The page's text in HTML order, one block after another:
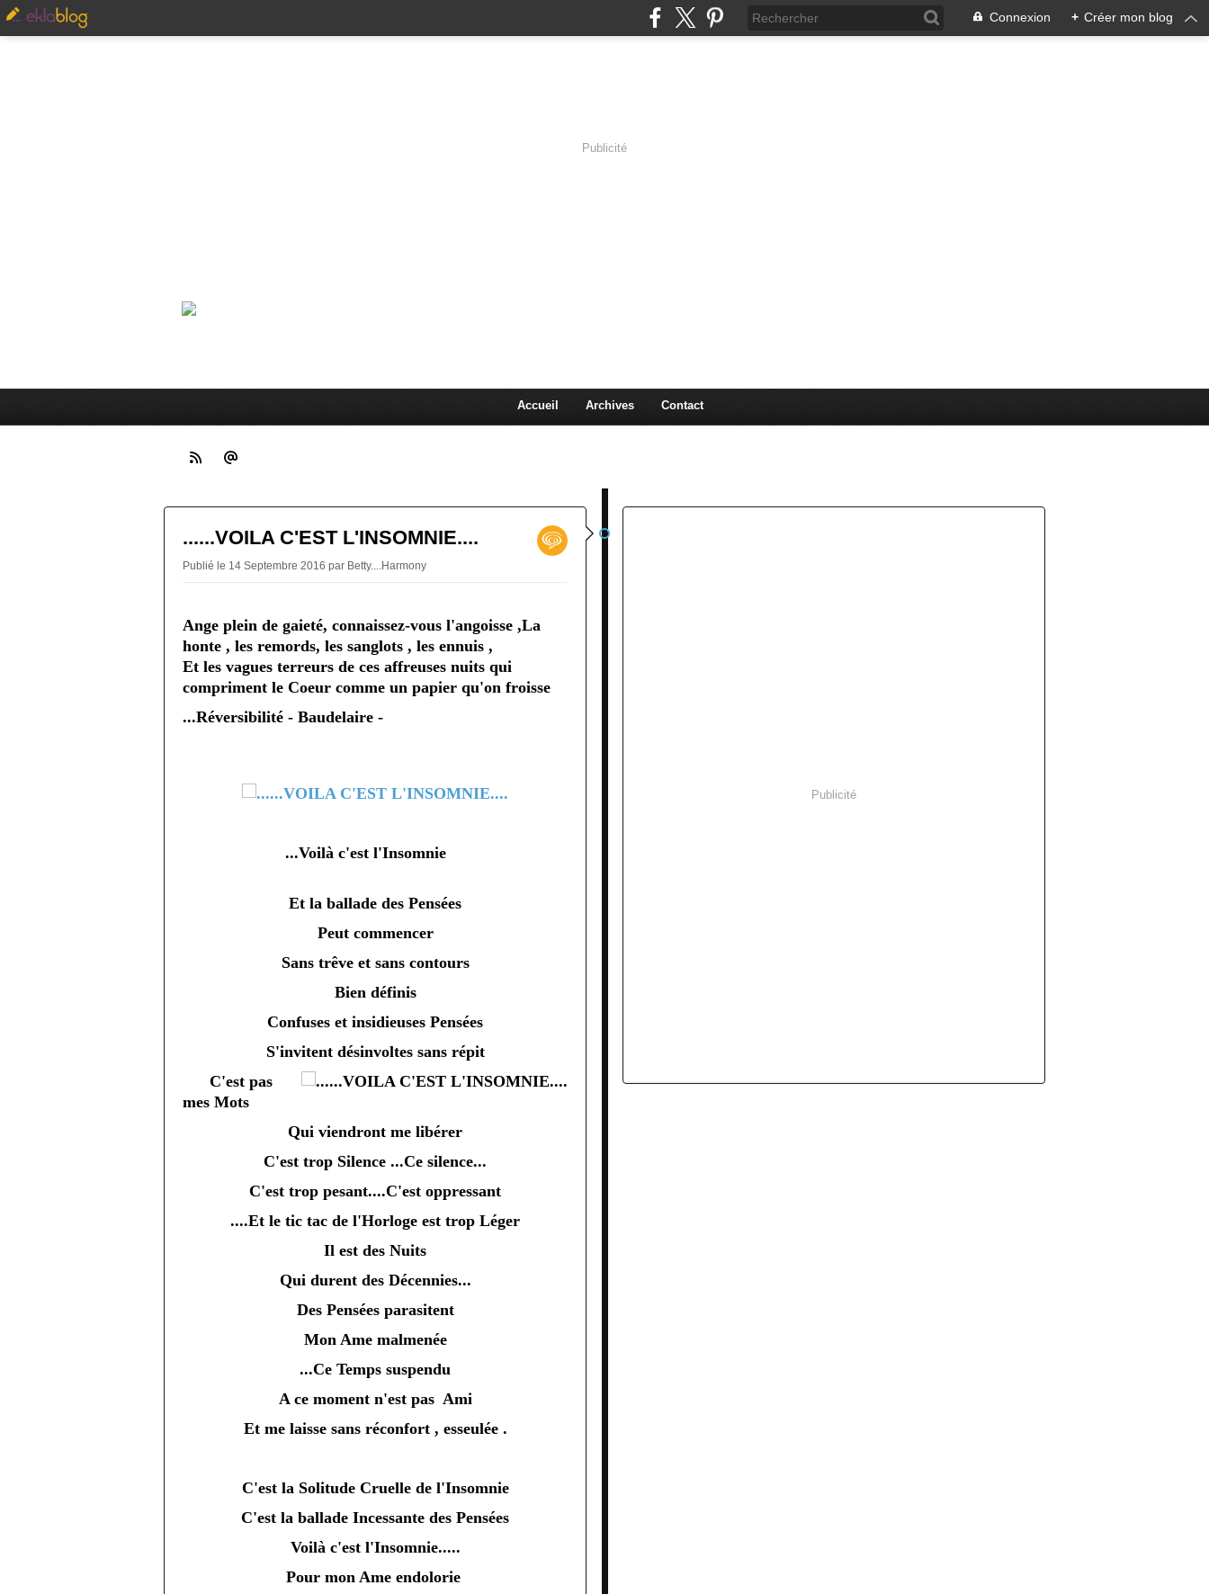
Connexion + Créer mon blog
Publicité
Accueil Archives Contact
......VOILA C'EST L'INSOMNIE....
Publié le 14 Septembre 2016 par Betty....Harmony
Ange plein de gaieté, connaissez-vous l'angoisse ,La
honte , les remords, les sanglots , les ennuis ,
Et les vagues terreurs de ces affreuses nuits qui
compriment le Coeur comme un papier qu'on froisse
...Réversibilité - Baudelaire -
...Voilà c'est l'Insomnie
Et la ballade des Pensées
Peut commencer
Sans trêve et sans contours
Bien définis
Confuses et insidieuses Pensées
S'invitent désinvoltes sans répit
C'est pas
mes Mots
Qui viendront me libérer
C'est trop Silence ...Ce silence...
C'est trop pesant....C'est oppressant
....Et le tic tac de l'Horloge est trop Léger
Il est des Nuits
Qui durent des Décennies...
Des Pensées parasitent
Mon Ame malmenée
...Ce Temps suspendu
A ce moment n'est pas Ami
Et me laisse sans réconfort , esseulée .
C'est la Solitude Cruelle de l'Insomnie
C'est la ballade Incessante des Pensées
Voilà c'est l'Insomnie.....
Pour mon Ame endolorie
Publicité